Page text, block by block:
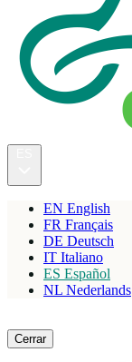
EN English
FR Français
DE Deutsch
IT Italiano
ES Español
NL Nederlands
Cerrar